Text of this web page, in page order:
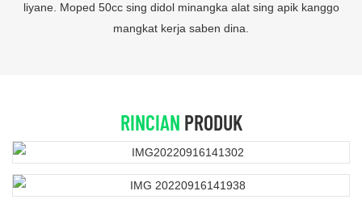
liyane. Moped 50cc sing didol minangka alat sing apik kanggo
mangkat kerja saben dina.
RINCIAN PRODUK